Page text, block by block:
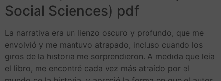
Social Sciences) pdf
La narrativa era un lienzo oscuro y profundo, que me
envolvió y me mantuvo atrapado, incluso cuando los
giros de la historia me sorprendieron. A medida que leía
el libro, me encontré cada vez más atraído por el